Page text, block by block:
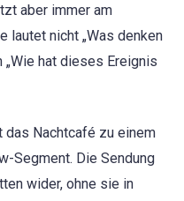
aber immer am
lautet nicht „Was denken
hat dieses Ereignis
das Nachtcafé zu einem
Segment. Die Sendung
wider, ohne sie in